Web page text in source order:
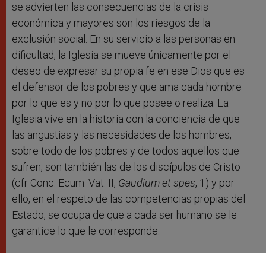
se advierten las consecuencias de la crisis
económica y mayores son los riesgos de la
exclusión social. En su servicio a las personas en
dificultad, la Iglesia se mueve únicamente por el
deseo de expresar su propia fe en ese Dios que es
el defensor de los pobres y que ama cada hombre
por lo que es y no por lo que posee o realiza. La
Iglesia vive en la historia con la conciencia de que
las angustias y las necesidades de los hombres,
sobre todo de los pobres y de todos aquellos que
sufren, son también las de los discípulos de Cristo
(cfr Conc. Ecum. Vat. II, Gaudium et spes, 1) y por
ello, en el respeto de las competencias propias del
Estado, se ocupa de que a cada ser humano se le
garantice lo que le corresponde.